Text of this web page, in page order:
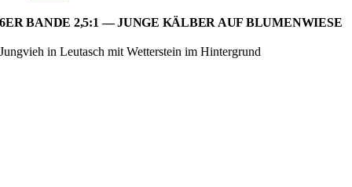
6ER BANDE 2,5:1 — JUNGE KÄLBER AUF BLUMENWIESE
Jungvieh in Leutasch mit Wetterstein im Hintergrund